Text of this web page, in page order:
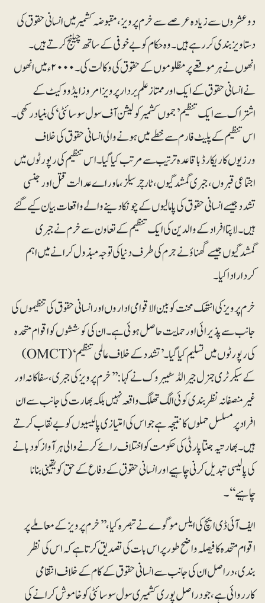
دو عشروں سے زیادہ عرصے سے خرم پرویز، مقبوضہ کشمیر میں انسانی حقوق کی
دستاویز بندی کررہے ہیں۔ وہ حکام کو بے خوفی کے ساتھ چیلنج کرتے ہیں۔
انھوں نے ہر موقعے پر مظلوموں کے حقوق کی وکالت کی۔۲۰۰۰ء میں انھوں
نے انسانی حقوق کے ایک اور ممتاز علَم بردار پرویز امروز ایڈووکیٹ کے
اشتراک سے ایک تنظیم’ جموں کشمیر کولیشن آف سول سوسائٹی‘ کی بنیاد رکھی۔
اس تنظیم کے پلیٹ فارم سے خطے میں ہونے والی انسانی حقوق کی خلاف
ورزیوں کا ریکارڈ باقاعدہ ترتیب سے مرتب کیا گیا۔ اس تنظیم کی رپورٹوں میں
اجتماعی قبروں، جبری گمشدگیوں، ٹارچرسیلز، ماوراے عدالت قتل اورجنسی
تشدد جیسے انسانی حقوق کی پامالیوں کے چونکا دینے والے واقعات بیان کیے گئے
ہیں۔ لاپتا افراد کے والدین کی ایک تنظیم کے تعاون سے خرم نے جبری
گمشدگیوں جیسے گھناؤنے جرم کی طرف دنیا کی توجہ مبذول کرانے میں اہم
کردار ادا کیا۔
خرم پرویز کی انتھک محنت کو بین الاقوامی اداروں اور انسانی حقوق کی تنظیموں کی
جانب سے پذیرائی اور حمایت حاصل ہوئی ہے۔ ان کی کوششوں کو اقوام متحدہ
کی رپورٹوں میں تسلیم کیا گیا۔ ’تشدد کے خلاف عالمی تنظیم‘ (OMCT)
کے سیکرٹری جنرل جیرالڈ سٹیبروک نے کہا: ’’خرم پرویز کی جبری، سفاکانہ اور
غیر منصفانہ نظر بندی کوئی الگ تھلگ واقعہ نہیں بلکہ بھارت کی جانب سے ان
افراد پر مسلسل حملوں کا نتیجہ ہے جو اس کی امتیازی پالیسیوں کو بے نقاب کرتے
ہیں۔ بھارتیہ جنتا پارٹی کی حکومت کو اختلاف رائے کرنے والی ہر آواز کو دبانے
کی پالیسی تبدیل کرنی چاہیے اور انسانی حقوق کے دفاع کے حق کو یقینی بنانا
چاہیے‘‘۔
ایف آئی ڈی ایچ کی ایلس موگوے نے تبصرہ کیا،’’خرم پرویز کے معاملے پر
اقوام متحدہ کا فیصلہ واضح طور پر اس بات کی تصدیق کرتا ہے کہ اس کی نظر
بندی، دراصل ان کی جانب سے انسانی حقوق کے کام کے خلاف انتقامی
کارروائی ہے، جو دراصل پوری کشمیری سول سوسائٹی کو خاموش کرانے کی